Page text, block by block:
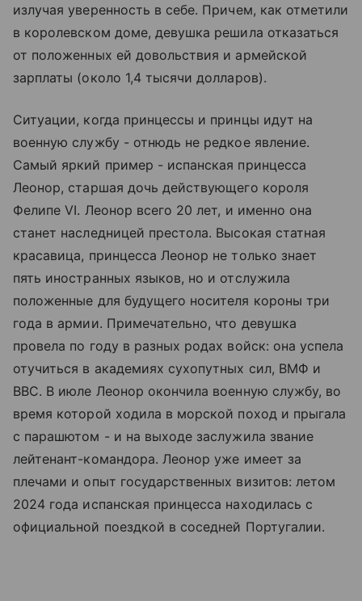
излучая уверенность в себе. Причем, как отметили
в королевском доме, девушка решила отказаться
от положенных ей довольствия и армейской
зарплаты (около 1,4 тысячи долларов).
Ситуации, когда принцессы и принцы идут на
военную службу - отнюдь не редкое явление.
Самый яркий пример - испанская принцесса
Леонор, старшая дочь действующего короля
Фелипе VI. Леонор всего 20 лет, и именно она
станет наследницей престола. Высокая статная
красавица, принцесса Леонор не только знает
пять иностранных языков, но и отслужила
положенные для будущего носителя короны три
года в армии. Примечательно, что девушка
провела по году в разных родах войск: она успела
отучиться в академиях сухопутных сил, ВМФ и
ВВС. В июле Леонор окончила военную службу, во
время которой ходила в морской поход и прыгала
с парашютом - и на выходе заслужила звание
лейтенант-командора. Леонор уже имеет за
плечами и опыт государственных визитов: летом
2024 года испанская принцесса находилась с
официальной поездкой в соседней Португалии.